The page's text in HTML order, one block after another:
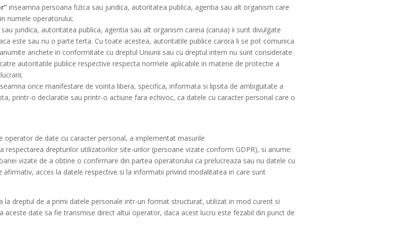
inseamna persoana fizica sau juridica, autoritatea publica, agentia sau alt organism care
numele operatorului;
juridica, autoritatea publica, agentia sau alt organism careia (caruia) ii sunt divulgate
este sau nu o parte terta. Cu toate acestea, autoritatile publice carora li se pot comunica
anchete in conformitate cu dreptul Uniunii sau cu dreptul intern nu sunt considerate
autoritatile publice respective respecta normele aplicabile in materie de protectie a
orice manifestare de vointa libera, specifica, informata si lipsita de ambiguitate a
printr-o declaratie sau printr-o actiune fara echivoc, ca datele cu caracter personal care o
de date cu caracter personal, a implementat masurile
respectarea drepturilor utilizatorilor site-urilor (persoane vizate conform GDPR), si anume:
vizate de a obtine o confirmare din partea operatorului ca prelucreaza sau nu datele cu
afirmativ, acces la datele respective si la informatii privind modalitatea in care sunt
la dreptul de a primi datele personale intr-un format structurat, utilizat in mod curent si
date sa fie transmise direct altui operator, daca acest lucru este fezabil din punct de